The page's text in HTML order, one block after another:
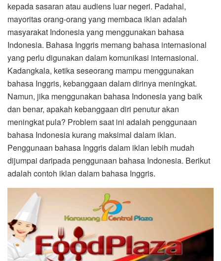
kepada sasaran atau audiens luar negeri. Padahal,
mayoritas orang-orang yang membaca iklan adalah
masyarakat Indonesia yang menggunakan bahasa
Indonesia. Bahasa Inggris memang bahasa internasional
yang perlu digunakan dalam komunikasi internasional.
Kadangkala, ketika seseorang mampu menggunakan
bahasa Inggris, kebanggaan dalam dirinya meningkat.
Namun, jika menggunakan bahasa Indonesia yang baik
dan benar, apakah kebanggaan diri penutur akan
meningkat pula? Problem saat ini adalah penggunaan
bahasa Indonesia kurang maksimal dalam iklan.
Penggunaan bahasa Inggris dalam iklan lebih mudah
dijumpai daripada penggunaan bahasa Indonesia. Berikut
adalah contoh iklan dalam bahasa Inggris.